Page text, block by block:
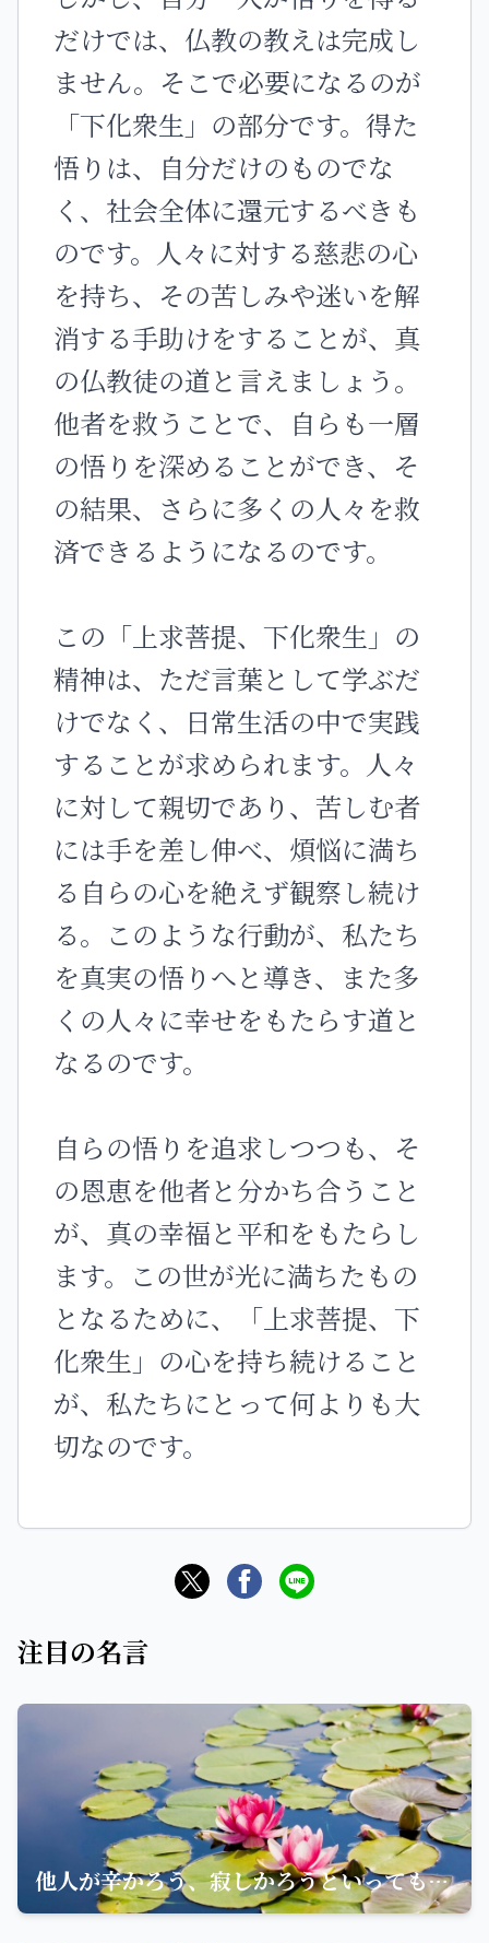
だけでは、仏教の教えは完成し
ません。そこで必要になるのが
「下化衆生」の部分です。得た
悟りは、自分だけのものでな
く、社会全体に還元するべきも
のです。人々に対する慈悲の心
を持ち、その苦しみや迷いを解
消する手助けをすることが、真
の仏教徒の道と言えましょう。
他者を救うことで、自らも一層
の悟りを深めることができ、そ
の結果、さらに多くの人々を救
済できるようになるのです。
この「上求菩提、下化衆生」の
精神は、ただ言葉として学ぶだ
けでなく、日常生活の中で実践
することが求められます。人々
に対して親切であり、苦しむ者
には手を差し伸べ、煩悩に満ち
る自らの心を絶えず観察し続け
る。このような行動が、私たち
を真実の悟りへと導き、また多
くの人々に幸せをもたらす道と
なるのです。
自らの悟りを追求しつつも、そ
の恩恵を他者と分かち合うこと
が、真の幸福と平和をもたらし
ます。この世が光に満ちたもの
となるために、「上求菩提、下
化衆生」の心を持ち続けること
が、私たちにとって何よりも大
切なのです。
注目の名言
他人が辛かろう、寂しかろうといっても、いや自分は幸せですという人には誰も勝てない